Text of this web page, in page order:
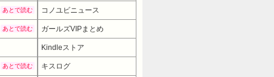
あとで読む コノユビニュース
あとで読む ガールズVIPまとめ
Kindleストア
あとで読む キスログ